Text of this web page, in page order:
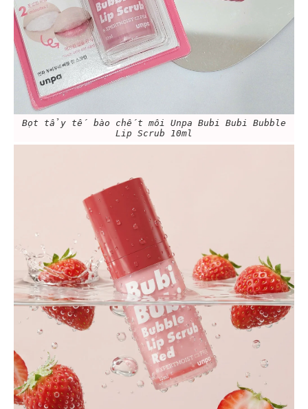
Bọt tẩy tế bào chết môi Unpa Bubi Bubi Bubble
Lip Scrub 10ml